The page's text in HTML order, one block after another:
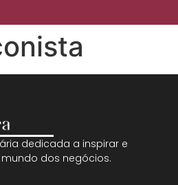
dedicada a inspirar e
dos negócios.